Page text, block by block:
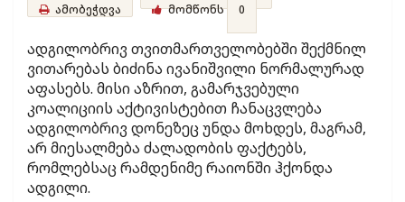
ამობეჭდვა მომწონს 0
ადგილობრივ თვითმართველობებში შექმნილ
ვითარებას ბიძინა ივანიშვილი ნორმალურად
აფასებს. მისი აზრით, გამარჯვებული
კოალიციის აქტივისტებით ჩანაცვლება
ადგილობრივ დონეზეც უნდა მოხდეს, მაგრამ,
არ მიესალმება ძალადობის ფაქტებს,
რომლებსაც რამდენიმე რაიონში ჰქონდა
ადგილი.